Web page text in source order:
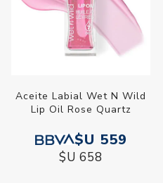
Aceite Labial Wet N Wild
Lip Oil Rose Quartz
$U 559
$U 658